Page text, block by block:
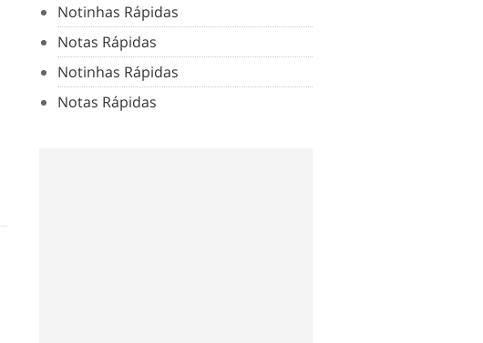
Notinhas Rápidas
Notas Rápidas
Notinhas Rápidas
Notas Rápidas